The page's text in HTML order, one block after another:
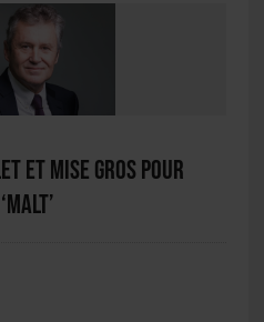
et mise gros pour